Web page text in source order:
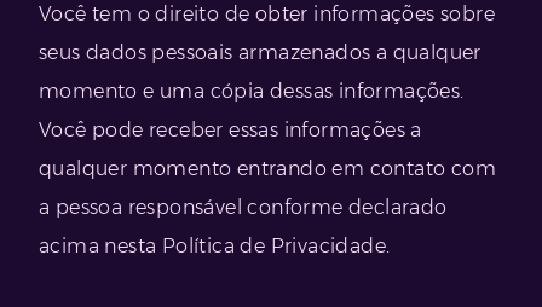
Você tem o direito de obter informações sobre
seus dados pessoais armazenados a qualquer
momento e uma cópia dessas informações.
Você pode receber essas informações a
qualquer momento entrando em contato com
a pessoa responsável conforme declarado
acima nesta Política de Privacidade.